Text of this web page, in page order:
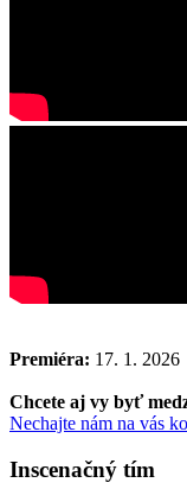
Premiéra: 17. 1. 2026
Chcete aj vy byť
Nechajte nám na vás
Inscenačný tím